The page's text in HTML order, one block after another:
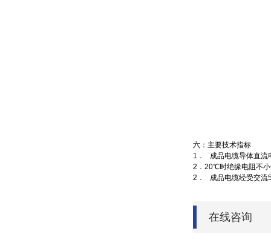
六：主要技术指标
1． 成品电缆导体直
2．20℃时绝缘电阻不
2． 成品电缆经受交
在线咨询